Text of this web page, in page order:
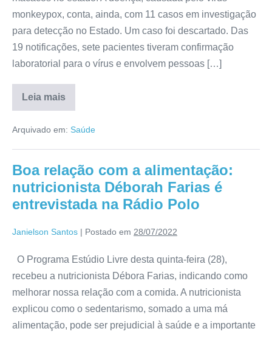
monkeypox, conta, ainda, com 11 casos em investigação
para detecção no Estado. Um caso foi descartado. Das
19 notificações, sete pacientes tiveram confirmação
laboratorial para o vírus e envolvem pessoas […]
Leia mais
Arquivado em: Saúde
Boa relação com a alimentação:
nutricionista Déborah Farias é
entrevistada na Rádio Polo
Janielson Santos | Postado em 28/07/2022
O Programa Estúdio Livre desta quinta-feira (28),
recebeu a nutricionista Débora Farias, indicando como
melhorar nossa relação com a comida. A nutricionista
explicou como o sedentarismo, somado a uma má
alimentação, pode ser prejudicial à saúde e a importante